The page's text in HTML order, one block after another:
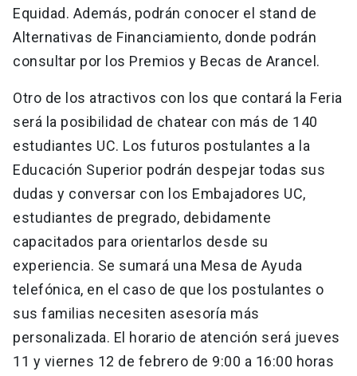
Equidad. Además, podrán conocer el stand de
Alternativas de Financiamiento, donde podrán
consultar por los Premios y Becas de Arancel.
Otro de los atractivos con los que contará la Feria
será la posibilidad de chatear con más de 140
estudiantes UC. Los futuros postulantes a la
Educación Superior podrán despejar todas sus
dudas y conversar con los Embajadores UC,
estudiantes de pregrado, debidamente
capacitados para orientarlos desde su
experiencia. Se sumará una Mesa de Ayuda
telefónica, en el caso de que los postulantes o
sus familias necesiten asesoría más
personalizada. El horario de atención será jueves
11 y viernes 12 de febrero de 9:00 a 16:00 horas